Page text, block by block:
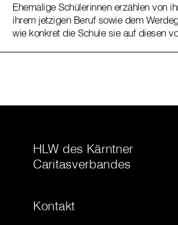
Ehemalige Schülerinnen erzählen von
ihrem jetzigen Beruf sowie dem
wie konkret die Schule sie auf diesen
HLW des Kärntner
Caritasverbandes
Kontakt